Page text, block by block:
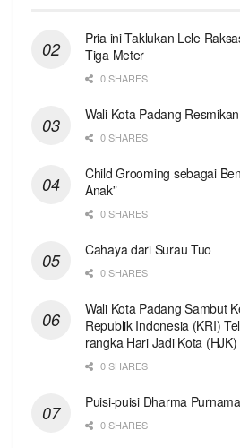
Pria ini Taklukan Lele
Tiga Meter
0 SHARES
Wali Kota Padang
0 SHARES
Child Grooming sebagai
Anak”
0 SHARES
Cahaya dari Surau Tuo
0 SHARES
Wali Kota Padang Sambut
Republik Indonesia (KRI)
rangka Hari Jadi Kota
0 SHARES
Puisi-puisi Dharma
0 SHARES